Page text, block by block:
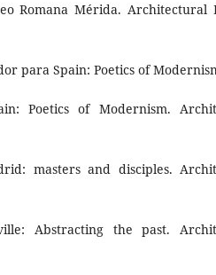
Romana Mérida. Architectural
para Spain: Poetics of
Poetics of Modernism.
masters and disciples.
Abstracting the past.